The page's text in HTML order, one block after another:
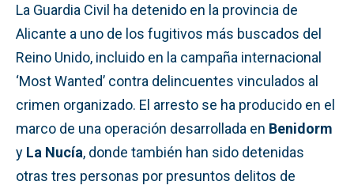
La Guardia Civil ha detenido en la provincia de
Alicante a uno de los fugitivos más buscados del
Reino Unido, incluido en la campaña internacional
‘Most Wanted’ contra delincuentes vinculados al
crimen organizado. El arresto se ha producido en el
marco de una operación desarrollada en Benidorm
y La Nucía, donde también han sido detenidas
otras tres personas por presuntos delitos de